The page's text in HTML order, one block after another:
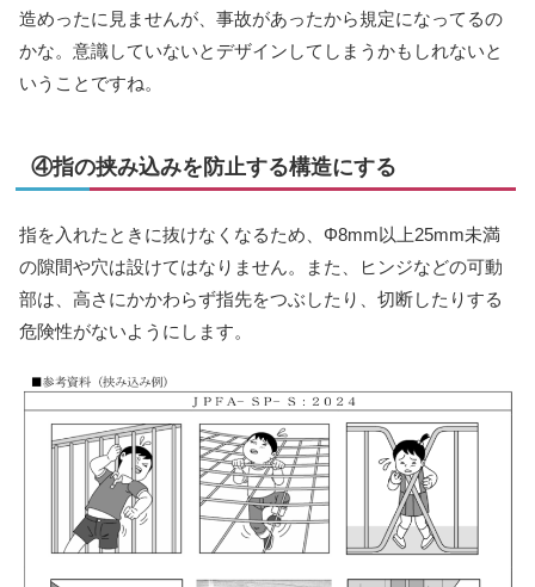
造めったに見ませんが、事故があったから規定になってるの
かな。意識していないとデザインしてしまうかもしれないと
いうことですね。
④指の挟み込みを防止する構造にする
指を入れたときに抜けなくなるため、Φ8mm以上25mm未満
の隙間や穴は設けてはなりません。また、ヒンジなどの可動
部は、高さにかかわらず指先をつぶしたり、切断したりする
危険性がないようにします。